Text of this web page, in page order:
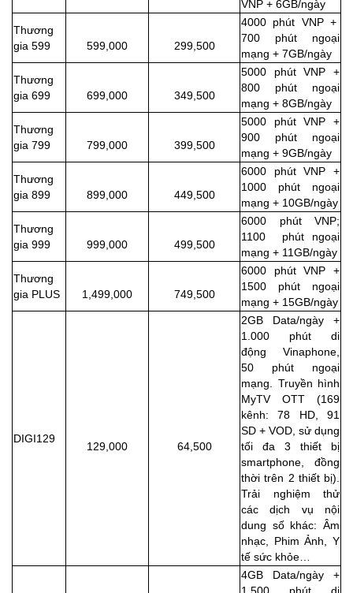
VNP + 6GB/ngày
Thương
gia 599
599,000 299,500
4000 phút VNP +
700 phút ngoại
mạng + 7GB/ngày
Thương
gia 699
699,000 349,500
5000 phút VNP +
800 phút ngoại
mạng + 8GB/ngày
Thương
gia 799
799,000 399,500
5000 phút VNP +
900 phút ngoại
mạng + 9GB/ngày
Thương
gia 899
899,000 449,500
6000 phút VNP +
1000 phút ngoại
mạng + 10GB/ngày
Thương
gia 999
999,000 499,500
6000 phút VNP;
1100 phút ngoại
mạng + 11GB/ngày
Thương
gia PLUS
1,499,000 749,500
6000 phút VNP +
1500 phút ngoại
mạng + 15GB/ngày
DIGI129
129,000 64,500
2GB Data/ngày +
1.000 phút di
động
Vinaphone,
50 phút ngoại
mạng.
Truyền hình
MyTV OTT (169
kênh:
78 HD, 91
SD + VOD, sử dụng
tối đa 3
thiết bị
smartphone, đồng
thời trên 2 thiết bị).
Trải nghiệm thử
các dịch vụ nội
dung số khác: Âm
nhạc, Phim Ảnh, Y
tế sức khỏe…
4GB Data/ngày +
1.500 phút di